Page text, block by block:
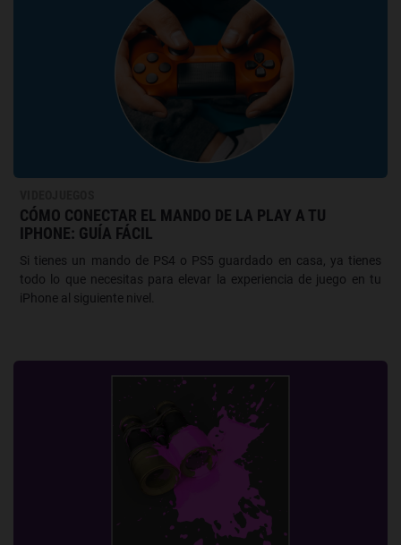
CÓMO CONECTAR EL MANDO DE LA PLAY A TU
IPHONE: GUÍA FÁCIL
Si tienes un mando de PS4 o PS5 guardado en casa, ya tienes
todo lo que necesitas para elevar la experiencia de juego en tu
iPhone al siguiente nivel.